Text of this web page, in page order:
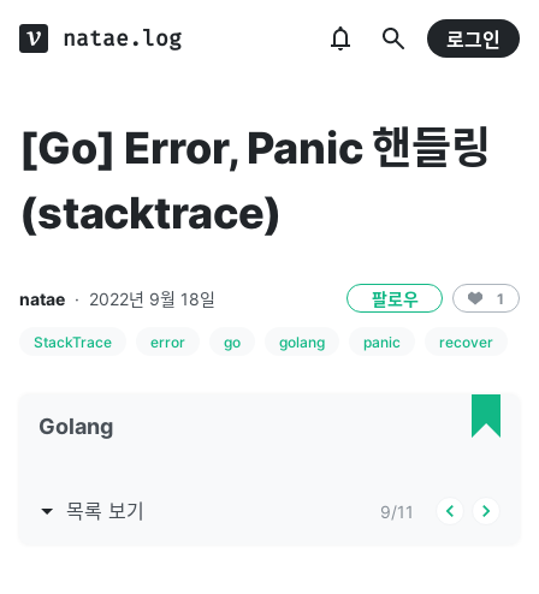
natae.log 로그인
[Go] Error, Panic 핸들링
(stacktrace)
natae · 2022년 9월 18일 팔로우 1
StackTrace error go golang panic recover
Golang
목록 보기 9/11